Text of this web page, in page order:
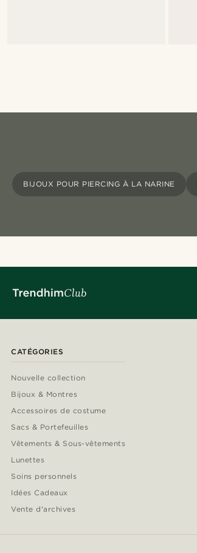
BIJOUX POUR PIERCING À LA NARINE
CATÉGORIES
Nouvelle collection
Bijoux & Montres
Accessoires de costume
Sacs & Portefeuilles
Vêtements & Sous-vêtements
Lunettes
Soins personnels
Idées Cadeaux
Vente d'archives